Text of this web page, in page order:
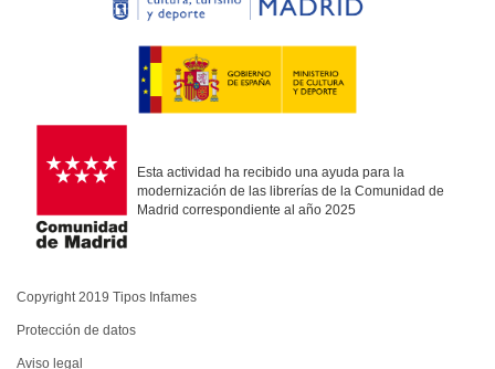
Esta actividad ha recibido una ayuda para la
modernización de las librerías de la Comunidad de
Madrid correspondiente al año 2025
Copyright 2019 Tipos Infames
Protección de datos
Aviso legal